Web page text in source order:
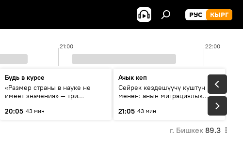
РУС КЫРГ
21:00 22:00
Будь в курсе
«Размер страны в науке не
имеет значения» — три
России и Кыргызстана в
20:05 43 мин
Ачык кеп
Сейрек кездешүүчү куштун изи
менен: анын миграциялык
21:05 43 мин
г. Бишкек 89.3